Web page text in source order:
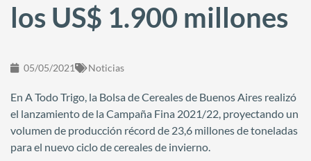
los US$ 1.900 millones
05/05/2021 Noticias
En A Todo Trigo, la Bolsa de Cereales de Buenos Aires realizó
el lanzamiento de la Campaña Fina 2021/22, proyectando un
volumen de producción récord de 23,6 millones de toneladas
para el nuevo ciclo de cereales de invierno.